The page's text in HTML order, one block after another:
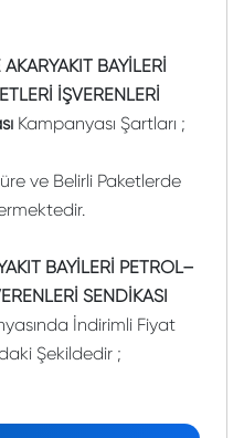
AKARYAKIT BAYİLERİ
İŞVERENLERİ
Kampanyası Şartları ;
ve Belirli Paketlerde
BAYİLERİ PETROL–
SENDİKASI
İndirimli Fiyat
Şekildedir ;